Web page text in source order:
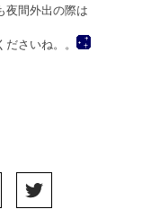
夜間外出の際は
さいね。。